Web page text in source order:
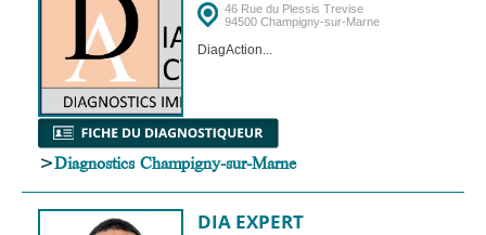
46 Rue du Plessis Trevise
94500 Champigny-sur-Marne
DiagAction...
>Diagnostics Champigny-sur-Marne
DIA EXPERT